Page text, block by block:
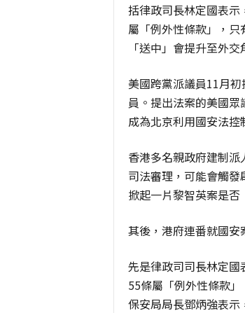
括律政司長林定國表
屬「例外性條款」，只
「送中」會提升至外
美國跨黨派議員11月
員。提出法案的美國
成為北京利用國安法控
香港多名親政府建制
司法審理，可能會觸
掀起一片黎智英案是否
其後，港府連番就國安
先是律政司司長林定
55條屬「例外性條款
保安局局長鄧炳強表示